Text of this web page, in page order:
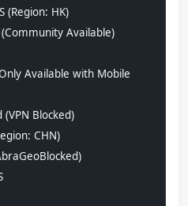
(Region: HK)
Available)
Available with Mobile
Blocked)
CHN)